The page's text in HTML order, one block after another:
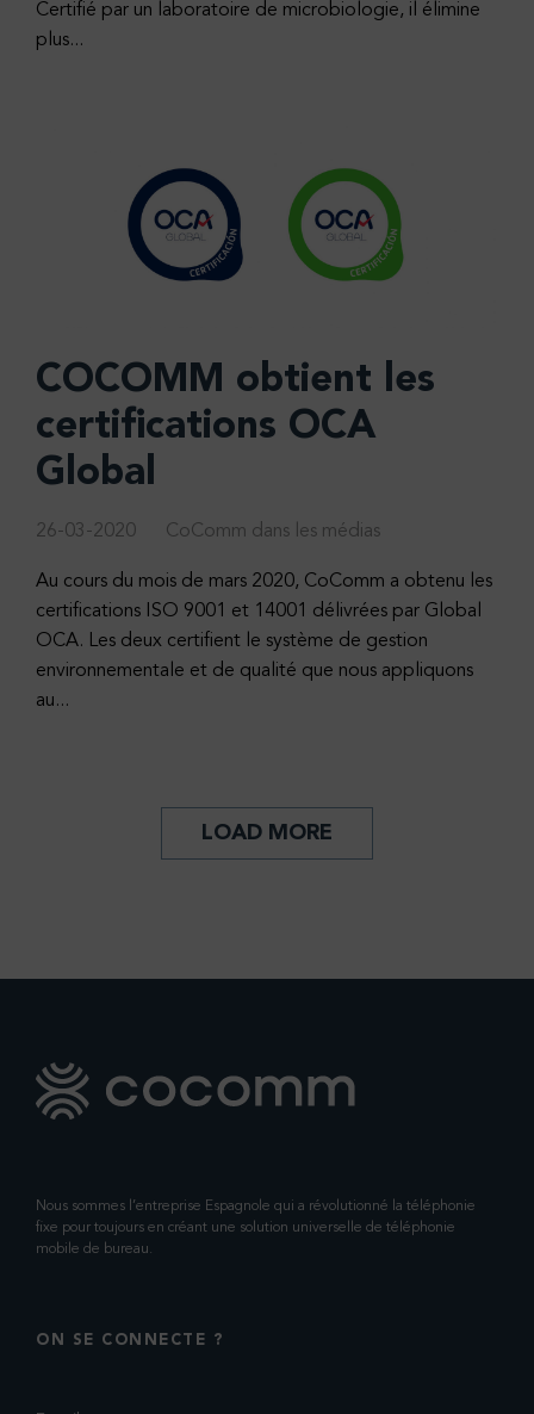
Certifié par un laboratoire de microbiologie, il élimine
plus...
COCOMM obtient les
certifications OCA
Global
26-03-2020 CoComm dans les médias
Au cours du mois de mars 2020, CoComm a obtenu les
certifications ISO 9001 et 14001 délivrées par Global
OCA. Les deux certifient le système de gestion
environnementale et de qualité que nous appliquons
au...
LOAD MORE
Nous sommes l’entreprise Espagnole qui a révolutionné la téléphonie
fixe pour toujours en créant une solution universelle de téléphonie
mobile de bureau.
ON SE CONNECTE ?